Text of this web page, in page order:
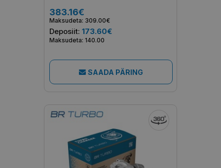
383.16€
Maksudeta: 309.00€
Deposiit: 173.60€
Maksudeta: 140.00
SAADA PÄRING